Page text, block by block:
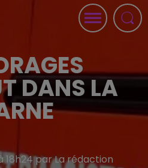
DANS LA
18h24 par La rédaction